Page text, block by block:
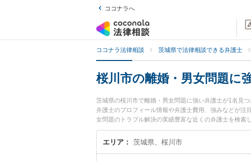
ココナラへ
ココナラ法律相談 茨城県で法律相談できる弁護士
桜川市の離婚・男女問題に
茨城県の桜川市で離婚・男女問題に強い弁護士が1名見
弁護士のプロフィール情報や弁護士費用、強みなどが注
女問題のトラブル解決の実績豊富な近くの弁護士を検索
んにおすすめです。
エリア 茨城県、桜川市